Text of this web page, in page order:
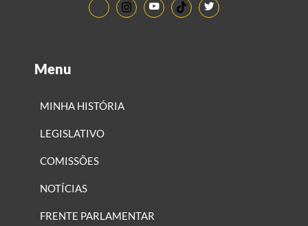
Menu
MINHA HISTÓRIA
LEGISLATIVO
COMISSÕES
NOTÍCIAS
FRENTE PARLAMENTAR